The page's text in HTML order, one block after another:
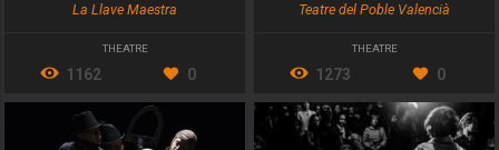
La Llave Maestra
THEATRE
1162 0
Teatre del Poble Valencià
THEATRE
1273 0